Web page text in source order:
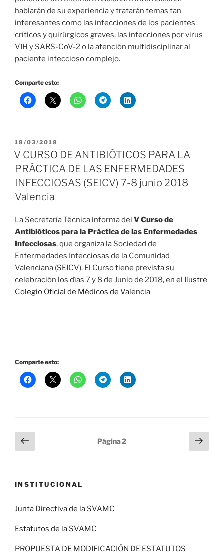
hablarán de su experiencia y tratarán temas tan
interesantes como las infecciones de los pacientes
críticos y quirúrgicos graves, las infecciones por virus
VIH y SARS-CoV-2 o la atención multidisciplinar al
paciente infeccioso complejo.
Comparte esto:
PUBLICADO
EL
18/03/2018
V CURSO DE ANTIBIÓTICOS PARA LA
PRÁCTICA DE LAS ENFERMEDADES
INFECCIOSAS (SEICV) 7-8 junio 2018
Valencia
La Secretaría Técnica informa del V Curso de
Antibióticos para la Práctica de las Enfermedades
Infecciosas, que organiza la Sociedad de
Enfermedades Infecciosas de la Comunidad
Valenciana (SEICV). El Curso tiene prevista su
celebración los días 7 y 8 de Junio de 2018, en el Ilustre
Colegio Oficial de Médicos de Valencia
Comparte esto:
Paginación
de
Página
anterior
Página2
INSTITUCIONAL
Junta Directiva de la SVAMC
Estatutos de la SVAMC
PROPUESTA DE MODIFICACIÓN DE ESTATUTOS